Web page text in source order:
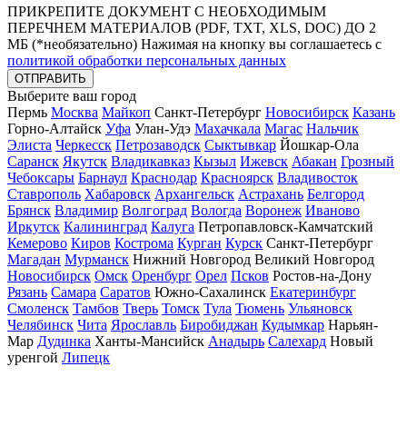
ПРИКРЕПИТЕ ДОКУМЕНТ С НЕОБХОДИМЫМ
ПЕРЕЧНЕМ МАТЕРИАЛОВ (PDF, TXT, XLS, DOC) ДО 2
МБ (*необязательно) Нажимая на кнопку вы соглашаетесь с
политикой обработки персональных данных
ОТПРАВИТЬ
Выберите ваш город
Пермь Москва Майкоп Санкт-Петербург Новосибирск Казань
Горно-Алтайск Уфа Улан-Удэ Махачкала Магас Нальчик
Элиста Черкесск Петрозаводск Сыктывкар Йошкар-Ола
Саранск Якутск Владикавказ Кызыл Ижевск Абакан Грозный
Чебоксары Барнаул Краснодар Красноярск Владивосток
Ставрополь Хабаровск Архангельск Астрахань Белгород
Брянск Владимир Волгоград Вологда Воронеж Иваново
Иркутск Калининград Калуга Петропавловск-Камчатский
Кемерово Киров Кострома Курган Курск Санкт-Петербург
Магадан Мурманск Нижний Новгород Великий Новгород
Новосибирск Омск Оренбург Орел Псков Ростов-на-Дону
Рязань Самара Саратов Южно-Сахалинск Екатеринбург
Смоленск Тамбов Тверь Томск Тула Тюмень Ульяновск
Челябинск Чита Ярославль Биробиджан Кудымкар Нарьян-
Мар Дудинка Ханты-Мансийск Анадырь Салехард Новый
уренгой Липецк